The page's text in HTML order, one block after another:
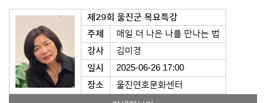
제29회 울진군 목요특강
주제
매일 더 나은 나를 만나는 법
강사
김미경
일시
2025-06-26 17:00
장소
울진연호문화센터